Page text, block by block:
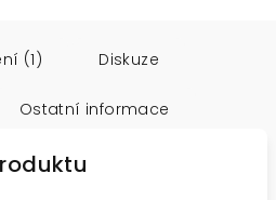
(1) Diskuze
Ostatní informace